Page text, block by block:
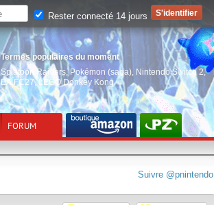
Termes populaires du moment
Splatoon Raiders, Pokémon (saga) Nintendo Switch 2,
EA FC27,LEGO Donkey Kong
FORUM
Suivre @pnintendo
Rester connecté 14 jours